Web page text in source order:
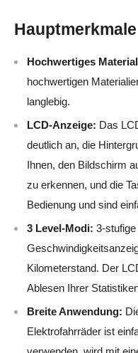
Hauptmerkmale
Hochwertiges
hochwertigen
langlebig.
LCD-Anzeige: Das
deutlich an, die
Ihnen, den Bildschirm
zu erkennen, und die
Bedienung und sind
3 Level-Modi: 3-
Kilometerstand. Der
Ablesen Ihrer
Breite Anwendung:
Elektrofahrräder ist